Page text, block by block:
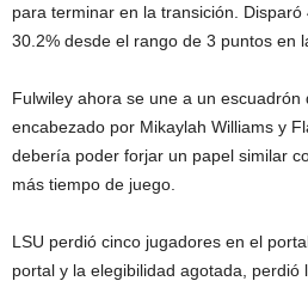
para terminar en la transición.
30.2% desde el rango de 3 puntos en
Fulwiley ahora se une a un escuadrón
encabezado por Mikaylah Williams y
debería poder forjar un papel similar
más tiempo de juego.
LSU perdió cinco jugadores en el
portal y la elegibilidad agotada, perdió